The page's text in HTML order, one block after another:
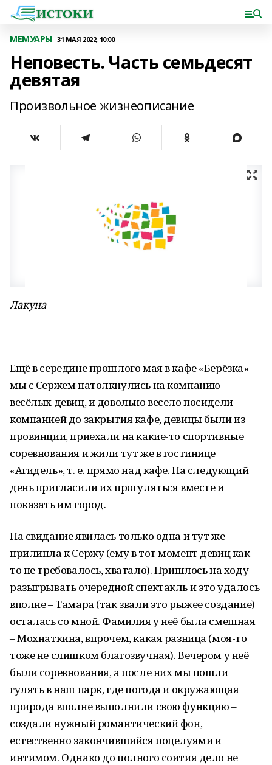
МЕМУАРЫ 31 МАЯ 2022, 10:00
Неповесть. Часть семьдесят
девятая
Произвольное жизнеописание
Лакуна
Ещё в середине прошлого мая в кафе «Берёзка»
мы с Сержем натолкнулись на компанию
весёлых девиц, и довольно весело посидели
компанией до закрытия кафе, девицы были из
провинции, приехали на какие-то спортивные
соревнования и жили тут же в гостинице
«Агидель», т. е. прямо над кафе. На следующий
день пригласили их прогуляться вместе и
показать им город.
На свидание явилась только одна и тут же
прилипла к Сержу (ему в тот момент девиц как-
то не требовалось, хватало). Пришлось на ходу
разыгрывать очередной спектакль и это удалось
вполне – Тамара (так звали это рыжее создание)
осталась со мной. Фамилия у неё была смешная
– Мохнаткина, впрочем, какая разница (моя-то
тоже не слишком благозвучная). Вечером у неё
были соревнования, а после них мы пошли
гулять в наш парк, где погода и окружающая
природа вполне выполнили свою функцию –
создали нужный романтический фон,
естественно закончившийся поцелуями и
интимом. Однако до полного соития дело не